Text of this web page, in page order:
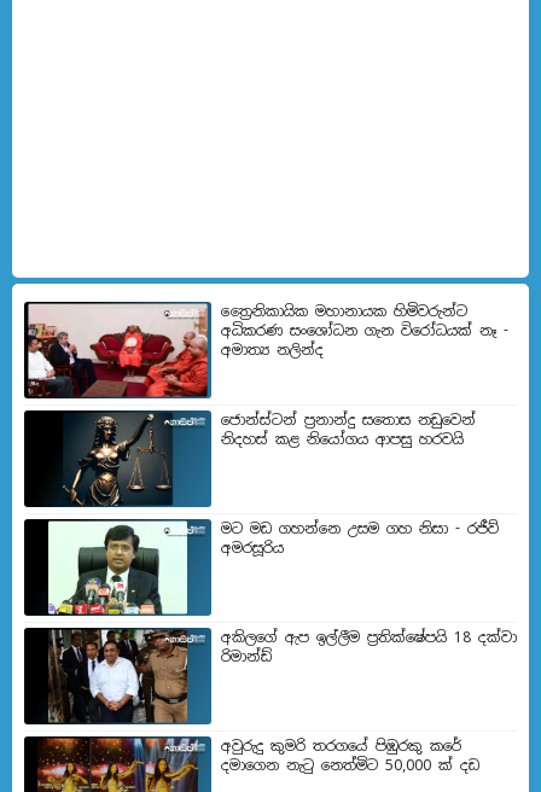
ත්‍රෛනිකායික මහානායක හිමිවරුන්ට
අධිකරණ සංශෝධන ගැන විරෝධයක් නෑ -
අමාත්‍ය නලින්ද
ජොන්ස්ටන් ප්‍රනාන්දු සතොස නඩුවෙන්
නිදහස් කළ නියෝගය ආපසු හරවයි
මට මඩ ගහන්නෙ උසම ගහ නිසා - රජීව්
අමරසූරිය
අකිලගේ ඇප ඉල්ලීම ප්‍රතික්ෂේපයි 18 දක්වා
රිමාන්ඩ්
අවුරුදු කුමරි තරගයේ පිඹුරකු කරේ
දමාගෙන නැටු නෙත්මිට 50,000 ක් දඩ